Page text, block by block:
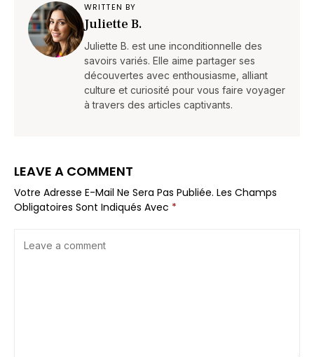
WRITTEN BY
Juliette B.
Juliette B. est une inconditionnelle des
savoirs variés. Elle aime partager ses
découvertes avec enthousiasme, alliant
culture et curiosité pour vous faire voyager
à travers des articles captivants.
LEAVE A COMMENT
Votre Adresse E-Mail Ne Sera Pas Publiée. Les Champs
Obligatoires Sont Indiqués Avec *